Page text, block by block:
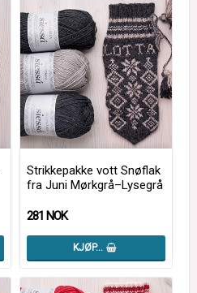
Strikkepakke vott Snøflak
fra Juni Mørkgrå–Lysegrå
281 NOK
KJØP…